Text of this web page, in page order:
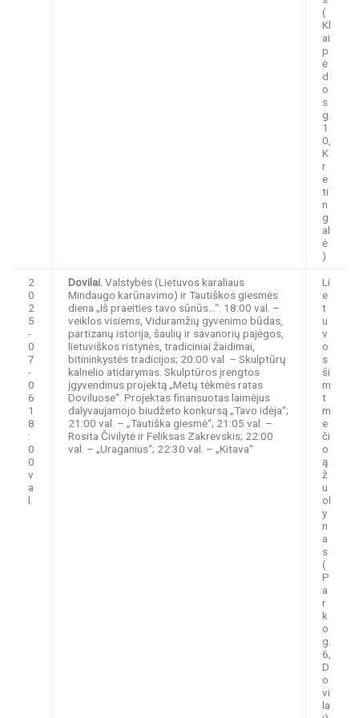
(
Kl
ai
p
ė
d
o
s
g.
1
0,
K
r
e
ti
n
g
al
ė
)
2
0
2
5
-
0
7
-
0
6
1
8
:
0
0
v
a
l.
Dovilai. Valstybės (Lietuvos karaliaus
Mindaugo karūnavimo) ir Tautiškos giesmės
diena „Iš praeities tavo sūnūs…“: 18:00 val. –
veiklos visiems, Viduramžių gyvenimo būdas,
partizanų istorija, šaulių ir savanorių pajėgos,
lietuviškos ristynės, tradiciniai žaidimai,
bitininkystės tradicijos; 20:00 val. – Skulptūrų
kalnelio atidarymas. Skulptūros įrengtos
įgyvendinus projektą „Metų tėkmės ratas
Doviluose“. Projektas finansuotas laimėjus
dalyvaujamojo biudžeto konkursą „Tavo idėja“;
21:00 val. – „Tautiška giesmė“; 21:05 val. –
Rosita Čivilytė ir Feliksas Zakrevskis; 22:00
val. – „Uraganius“; 22:30 val. – „Kitava“
Li
e
t
u
v
o
s
ši
m
t
m
e
či
o
ą
ž
u
ol
y
n
a
s
(
P
a
r
k
o
g.
6,
D
o
vi
la